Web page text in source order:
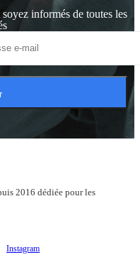
informés de toutes les
2016 dédiée pour les
Instagram